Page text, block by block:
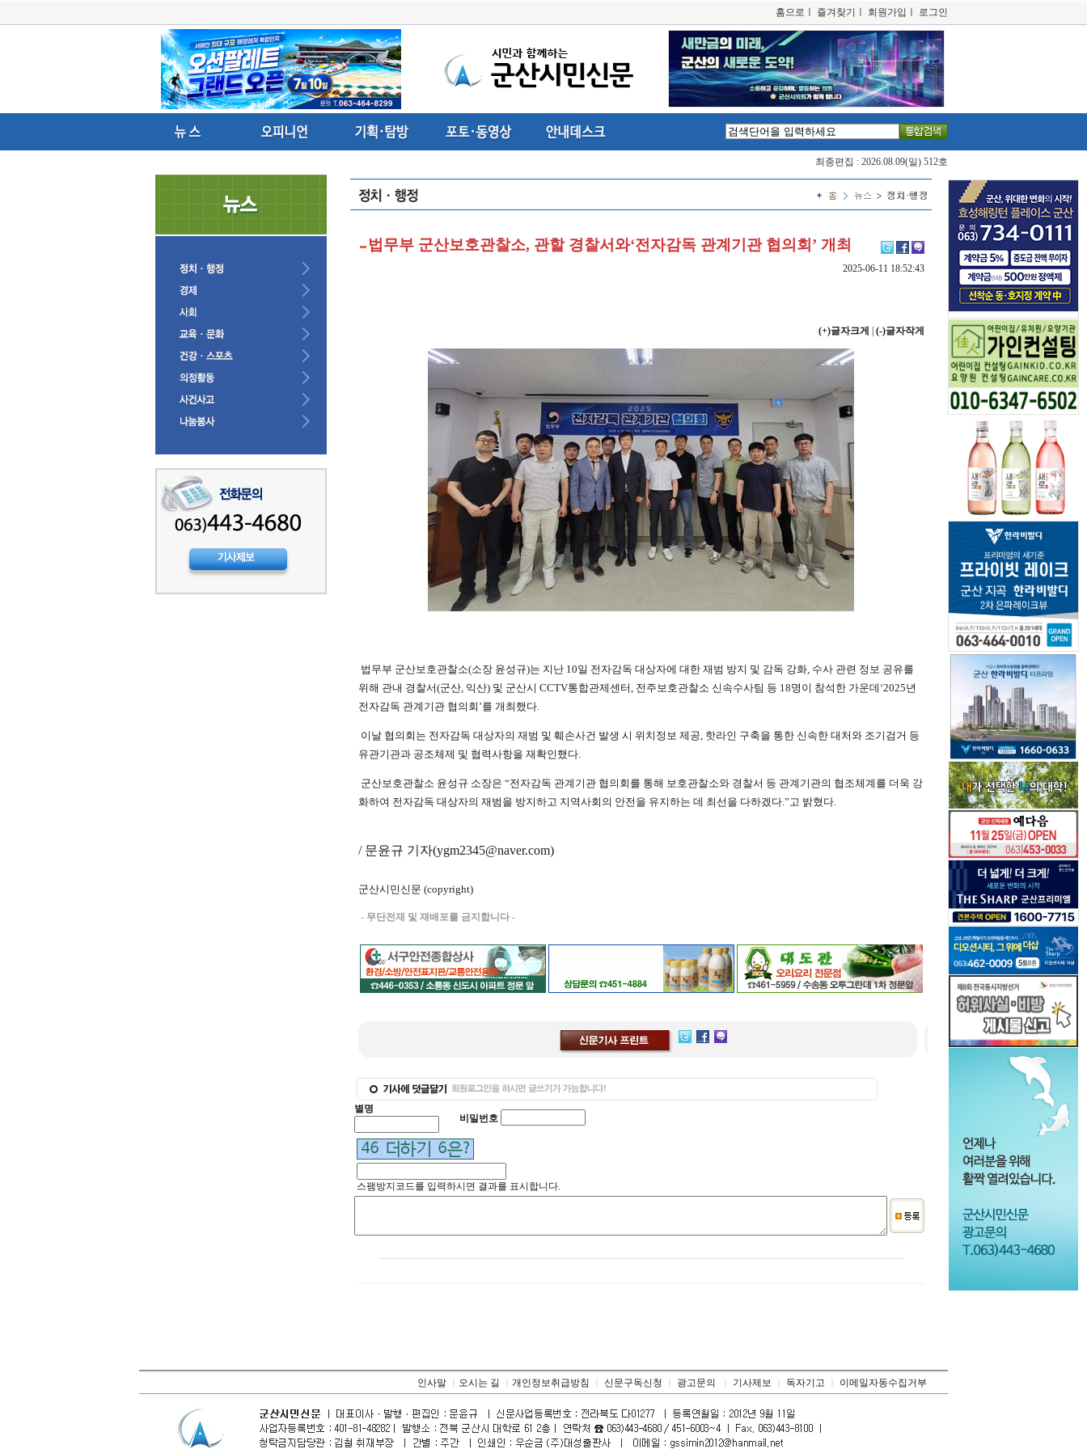
홈으로 즐겨찾기 회원가입 로그인
최종편집 : 2026.08.09(일) 512호
법무부 군산보호관찰소, 관할 경찰서와‘전자감독 관계기관 협의회’ 개최
2025-06-11 18:52:43
(+)글자크게 (-)글자작게
법무부 군산보호관찰소(소장 윤성규)는 지난 10일 전자감독 대상자에 대한 재범 방지 및 감독 강화, 수사 관련 정보 공유를
위해 관내 경찰서(군산, 익산) 및 군산시 CCTV통합관제센터, 전주보호관찰소 신속수사팀 등 18명이 참석한 가운데‘2025년
전자감독 관계기관 협의회’를 개최했다.
이날 협의회는 전자감독 대상자의 재범 및 훼손사건 발생 시 위치정보 제공, 핫라인 구축을 통한 신속한 대처와 조기검거 등
유관기관과 공조체제 및 협력사항을 재확인했다.
군산보호관찰소 윤성규 소장은 “전자감독 관계기관 협의회를 통해 보호관찰소와 경찰서 등 관계기관의 협조체계를 더욱 강
화하여 전자감독 대상자의 재범을 방지하고 지역사회의 안전을 유지하는 데 최선을 다하겠다.”고 밝혔다.
/ 문윤규 기자(ygm2345@naver.com)
군산시민신문 (copyright)
- 무단전재 및 재배포를 금지합니다 -
별명
비밀번호
스팸방지코드를 입력하시면 결과를 표시합니다.
인사말 오시는 길 개인정보취급방침 신문구독신청 광고문의 기사제보 독자기고 이메일자동수집거부